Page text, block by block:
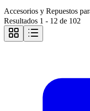
Accesorios y Repuestos
Resultados 1 - 12 de 102